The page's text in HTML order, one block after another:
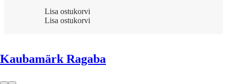
Lisa ostukorvi
Lisa ostukorvi
Kaubamärk Ragaba